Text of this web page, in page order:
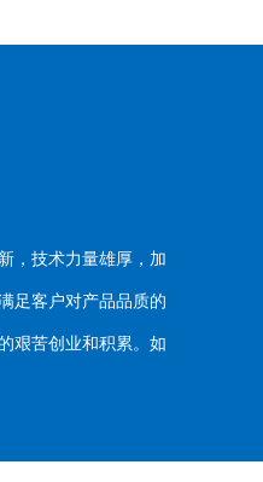
，技术力量雄厚，加
足客户对产品品质的
艰苦创业和积累。如